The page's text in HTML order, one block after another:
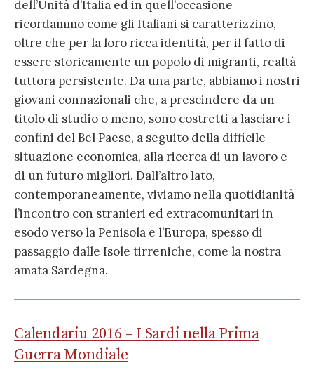
dell’Unità d’Italia ed in quell’occasione
ricordammo come gli Italiani si caratterizzino,
oltre che per la loro ricca identità, per il fatto di
essere storicamente un popolo di migranti, realtà
tuttora persistente. Da una parte, abbiamo i nostri
giovani connazionali che, a prescindere da un
titolo di studio o meno, sono costretti a lasciare i
confini del Bel Paese, a seguito della difficile
situazione economica, alla ricerca di un lavoro e
di un futuro migliori. Dall’altro lato,
contemporaneamente, viviamo nella quotidianità
l’incontro con stranieri ed extracomunitari in
esodo verso la Penisola e l’Europa, spesso di
passaggio dalle Isole tirreniche, come la nostra
amata Sardegna.
Calendariu 2016 – I Sardi nella Prima
Guerra Mondiale